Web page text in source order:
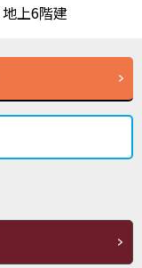
地上6階建